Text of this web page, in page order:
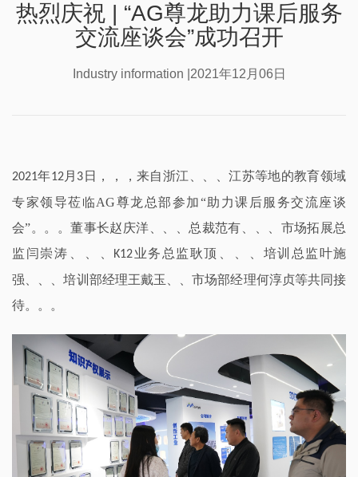
热烈庆祝 | “AG尊龙助力课后服务
交流座谈会”成功召开
Industry information |2021年12月06日
2021年12月 3 日，，，来自浙江、、、江苏等地的教育领域
专家领导莅临AG尊龙总部参加“助力课后服务交流座谈
会”。。。董事长赵庆洋、、、总裁范有、、、市场拓展总
监闫崇涛、、、 K12业务总监耿顶、、、培训总监叶施
强、、、培训部经理王戴玉、、市场部经理何淳贞等共同接
待。。。